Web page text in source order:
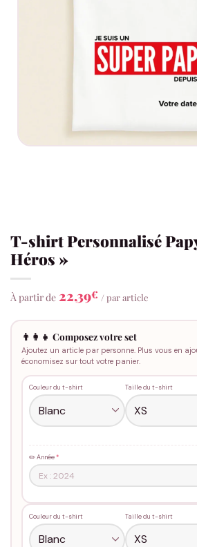
T-shirt Personnalisé
Héros »
À partir de 22,39€ / par article
👨‍👩‍👧 Composez votre set
Ajoutez un article par personne. Plus vous en
économisez sur tout votre panier.
Couleur du t-shirt Taille du t-shirt
✏️ Année*
Couleur du t-shirt Taille du t-shirt